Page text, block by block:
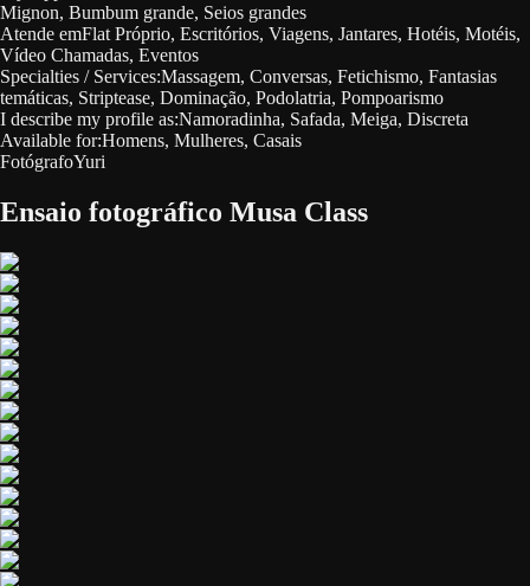
Mignon, Bumbum grande, Seios grandes
Atende emFlat Próprio, Escritórios, Viagens, Jantares, Hotéis, Motéis,
Vídeo Chamadas, Eventos
Specialties / Services:Massagem, Conversas, Fetichismo, Fantasias
temáticas, Striptease, Dominação, Podolatria, Pompoarismo
I describe my profile as:Namoradinha, Safada, Meiga, Discreta
Available for:Homens, Mulheres, Casais
FotógrafoYuri
Ensaio fotográfico Musa Class